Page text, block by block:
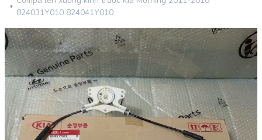
824031Y010 824041Y010